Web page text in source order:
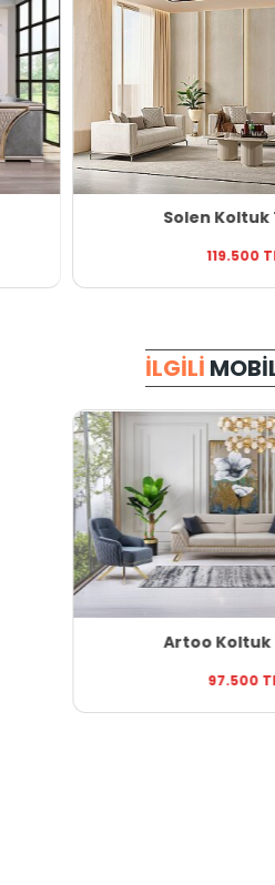
Solen Koltuk
119.500
İLGILI
Artoo Koltuk
97.500